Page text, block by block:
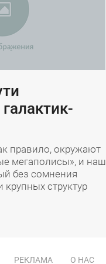
правило, окружают
мегаполисы», и наш
без сомнения
крупных структур
РЕКЛАМА О НАС